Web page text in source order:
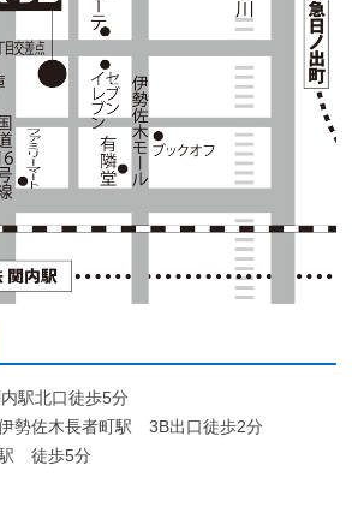
駅北口徒歩5分
勢佐木長者町駅 3B出口徒歩2分
駅 徒歩5分